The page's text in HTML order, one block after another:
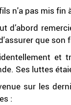
n'a pas mis fin
d’abord
que son
et
Ses luttes
sur les
: